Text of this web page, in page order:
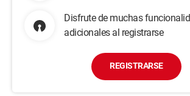
Disfrute de muchas
adicionales al registrarse
REGISTRARSE